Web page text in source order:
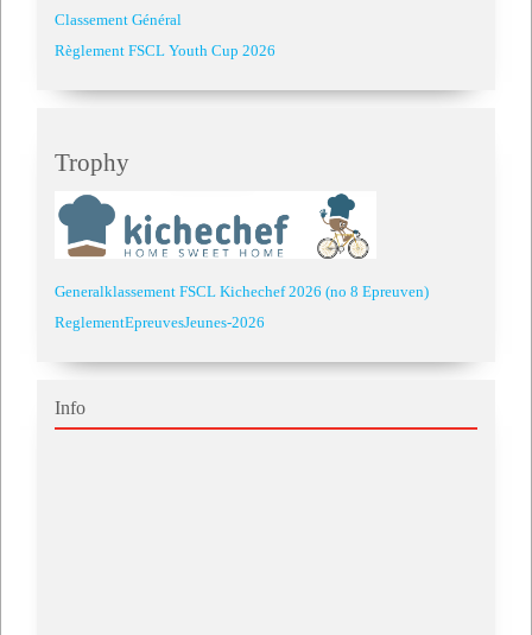
Classement Général
Règlement FSCL Youth Cup 2026
Trophy
Generalklassement FSCL Kichechef 2026 (no 8 Epreuven)
ReglementEpreuvesJeunes-2026
Info